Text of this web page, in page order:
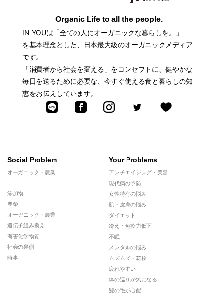
Organic Life to all the people.
IN YOUは「全ての人にオーガニックな暮らしを。」
を基本理念とした、日本最大級のオーガニックメディア
です。
「消費者から社会を変える」をコンセプトに、健やかな
毎日を送るために必要な、今すぐ使える食と暮らしの知
恵をお伝えしています。
Social Problem
オーガニック・農業
添加物
農薬
オーガニック・農業
遺伝子組み換え
有害化学物質
社会の裏側
時事
Your Problems
アンチエイジング・美容
現代病の予防
女性特有の悩み
肌・皮膚の悩み
ダイエット
冷え・免疫力低下
不眠
メンタルの悩み
ムズムズ・花粉
疲れやすい
体の巡りが気になる
髪の毛が心配